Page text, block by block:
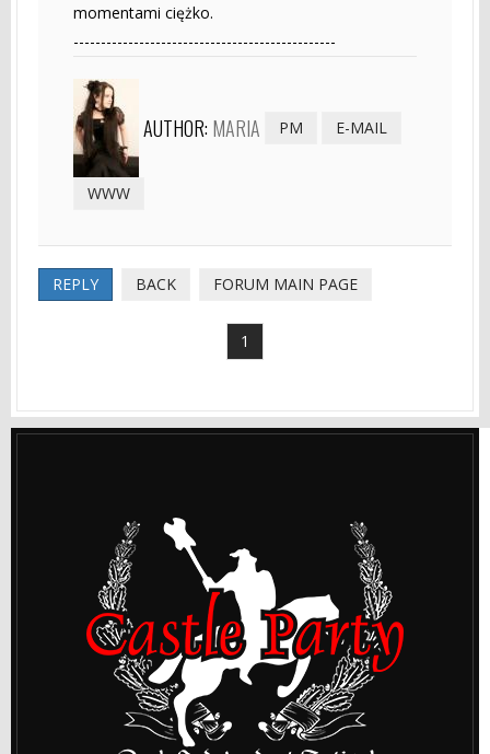
momentami ciężko.
------------------------------------------------
AUTHOR: MARIA PM E-MAIL
WWW
REPLY BACK FORUM MAIN PAGE
1